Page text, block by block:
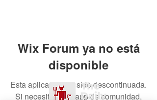
Wix Forum ya no está
disponible
Esta aplicación ha sido descontinuada.
Si necesitas una app de comunidad,